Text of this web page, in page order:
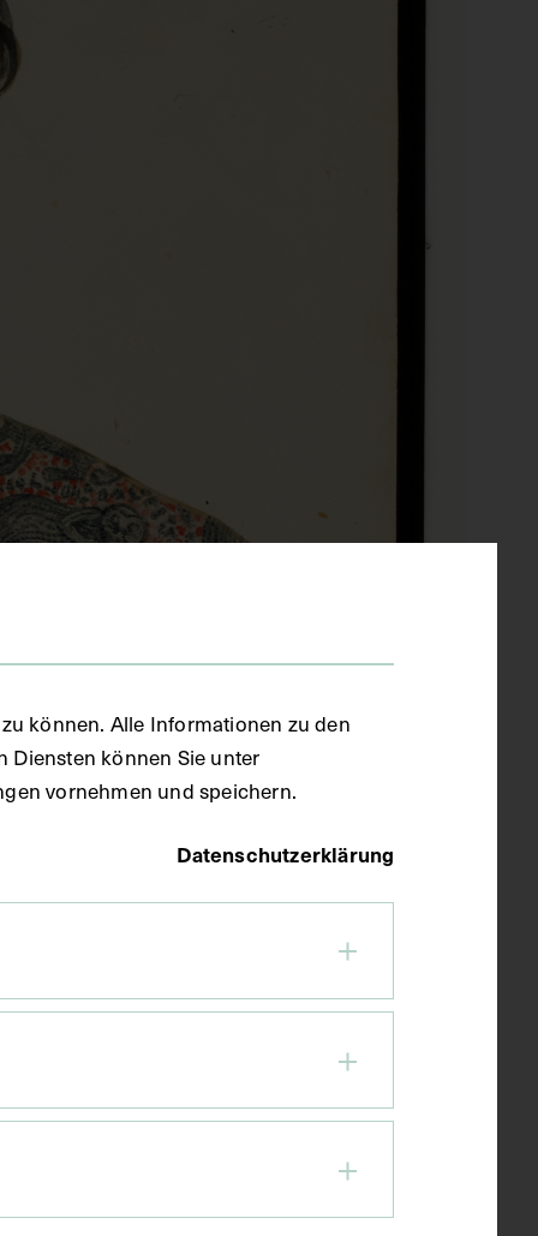
04.10.2025 UM 10:30 UHR
WÄHRINGER STRASSE 25
können. Alle Informationen zu den
Diensten können Sie unter
vornehmen und speichern.
Datenschutzerklärung